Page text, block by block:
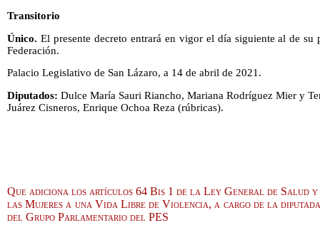
Transitorio
Único. El presente decreto entrará en vigor el día siguiente al de
Federación.
Palacio Legislativo de San Lázaro, a 14 de abril de 2021.
Diputados: Dulce María Sauri Riancho, Mariana Rodríguez Mier y
Juárez Cisneros, Enrique Ochoa Reza (rúbricas).
Que adiciona los artículos 64 Bis 1 de la Ley General de Salud
las Mujeres a una Vida Libre de Violencia, a cargo de la
del Grupo Parlamentario del PES